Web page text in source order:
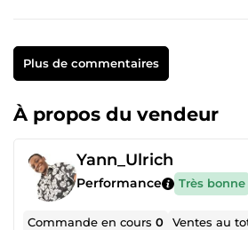
Plus de commentaires
À propos du vendeur
Yann_Ulrich
Performance Très bonne
Commande en cours0 Ventes au